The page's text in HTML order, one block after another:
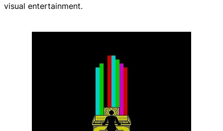
visual entertainment.